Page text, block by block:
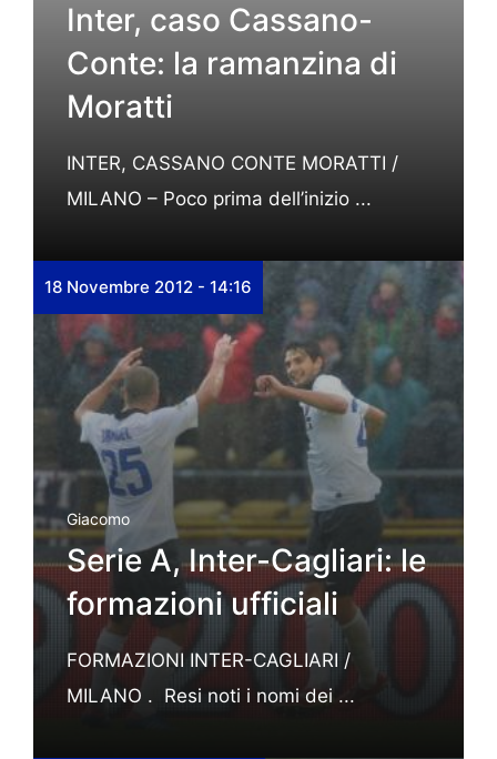
Inter, caso Cassano-
Conte: la ramanzina di
Moratti
INTER, CASSANO CONTE MORATTI /
MILANO – Poco prima dell’inizio ...
18 Novembre 2012 - 14:16
Giacomo
Serie A, Inter-Cagliari: le
formazioni ufficiali
FORMAZIONI INTER-CAGLIARI /
MILANO . Resi noti i nomi dei ...